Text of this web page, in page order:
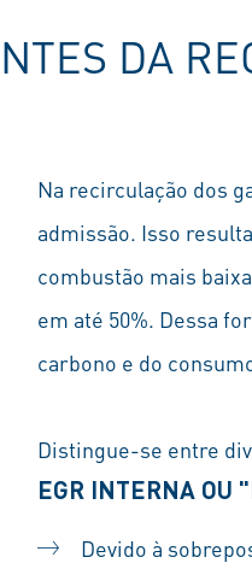
DA
Na recirculação dos
admissão. Isso
combustão mais
em até 50%. Dessa
carbono e do
Distingue-se entre
EGR INTERNA OU
Devido à